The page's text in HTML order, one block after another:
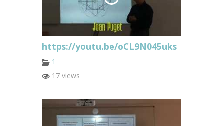
https://youtu.be/oCL9N045uks
1
17 views